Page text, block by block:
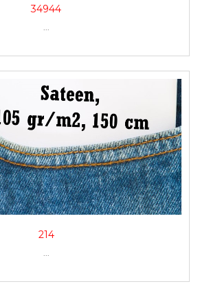
34944
...
214
...